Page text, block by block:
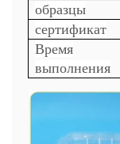
образцы
сертификат
Время
выполнения